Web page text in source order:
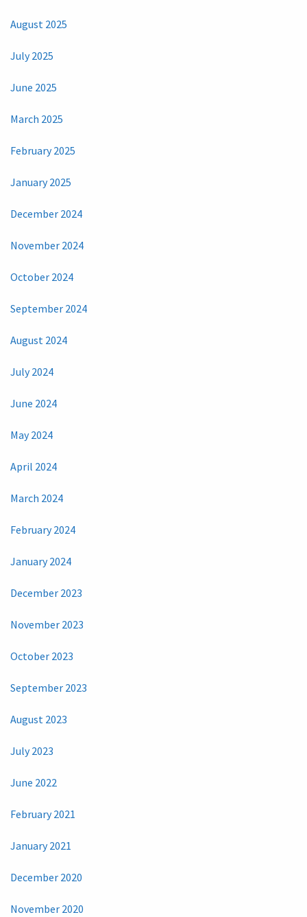
August 2025
July 2025
June 2025
March 2025
February 2025
January 2025
December 2024
November 2024
October 2024
September 2024
August 2024
July 2024
June 2024
May 2024
April 2024
March 2024
February 2024
January 2024
December 2023
November 2023
October 2023
September 2023
August 2023
July 2023
June 2022
February 2021
January 2021
December 2020
November 2020